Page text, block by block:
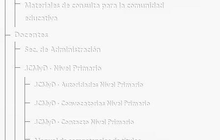
Materiales de consulta para la comunidad
educativa
Docentes
Sec. de Administración
JCMyD · Nivel Primario
JCMyD · Autoridades Nivel Primario
JCMyD · Convocatorias Nivel Primario
JCMyD · Contacto Nivel Primario